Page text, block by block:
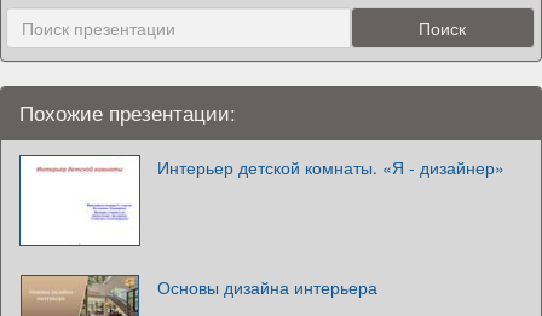
Похожие презентации:
Интерьер детской комнаты. «Я - дизайнер»
Основы дизайна интерьера